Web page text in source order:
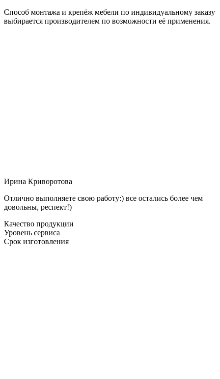
Способ монтажа и крепёж мебели по индивидуальному заказу
выбирается производителем по возможности её применения.
Ирина Криворотова
Отлично выполняете свою работу:) все остались более чем
довольны, респект!)
Качество продукции
Уровень сервиса
Срок изготовления